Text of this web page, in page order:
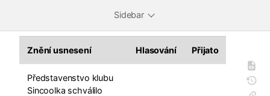
Sidebar
Znění usnesení Hlasování Přijato
Představenstvo klubu
Sincoolka schválilo